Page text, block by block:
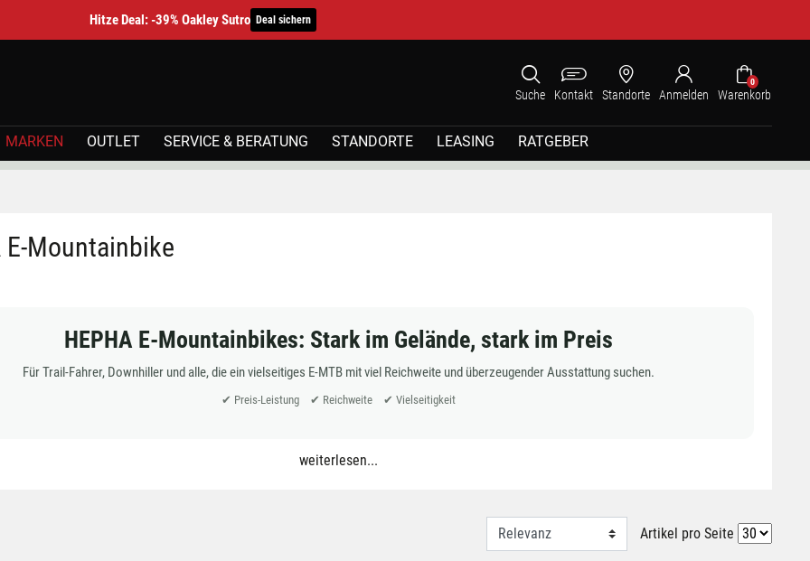
Hitze Deal: -39% Oakley Sutro Deal sichern
Suche Kontakt Standorte Anmelden
0
Warenkorb
MARKEN OUTLET SERVICE & BERATUNG STANDORTE LEASING RATGEBER
E-Mountainbike
HEPHA E-Mountainbikes: Stark im Gelände, stark im Preis
Für Trail-Fahrer, Downhiller und alle, die ein vielseitiges E-MTB mit viel Reichweite und überzeugender Ausstattung suchen.
✔ Preis-Leistung ✔ Reichweite ✔ Vielseitigkeit
weiterlesen...
Artikel pro Seite